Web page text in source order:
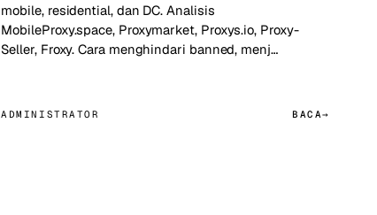
mobile, residential, dan DC. Analisis
MobileProxy.space, Proxymarket, Proxys.io, Proxy-
Seller, Froxy. Cara menghindari banned, menj…
ADMINISTRATOR BACA